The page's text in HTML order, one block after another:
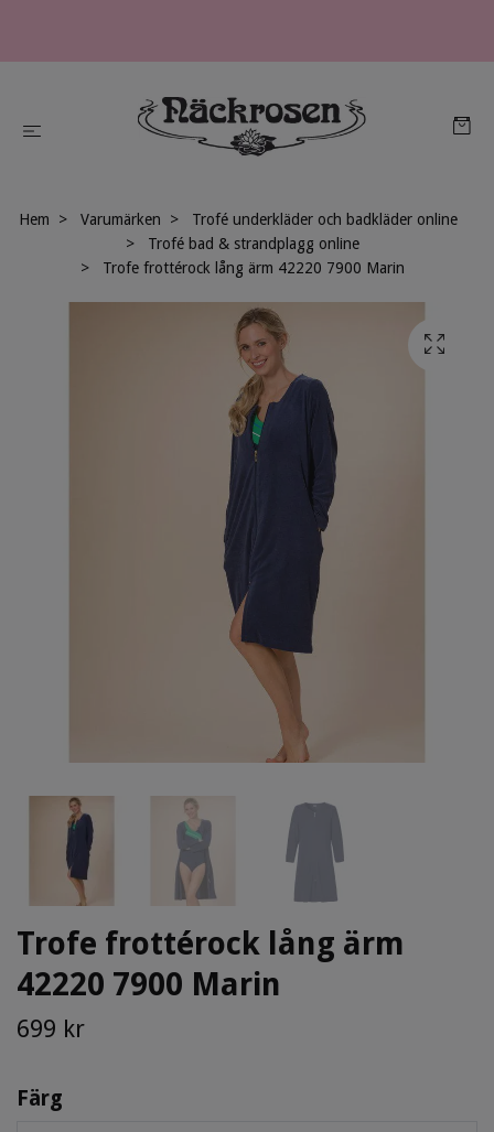
Hem Varumärken
Trofé underkläder och badkläder online
Trofé bad & strandplagg online
Trofe frottérock lång ärm 42220 7900 Marin
Trofe frottérock lång ärm
42220 7900 Marin
699 kr
Färg